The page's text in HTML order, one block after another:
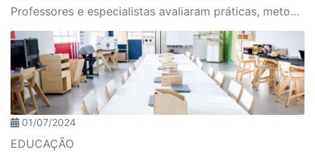
Professores e especialistas avaliaram práticas, metodologias e pesquisas atuais no ensino e aprendizagem da disciplina
01/07/2024
EDUCAÇÃO